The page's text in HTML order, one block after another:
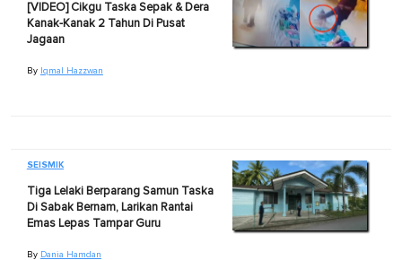
[VIDEO] Cikgu Taska Sepak & Dera
Kanak-Kanak 2 Tahun Di Pusat
Jagaan
By Iqmal Hazzwan
SEISMIK
Tiga Lelaki Berparang Samun Taska
Di Sabak Bernam, Larikan Rantai
Emas Lepas Tampar Guru
By Dania Hamdan